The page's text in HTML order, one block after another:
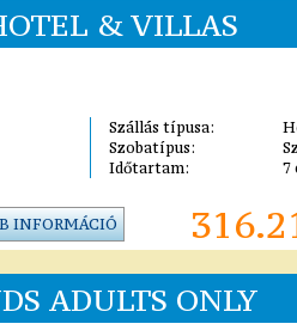
& VILLAS
Szállás típusa:
Szobatípus:
Időtartam:
7
INFORMÁCIÓ
ADULTS ONLY